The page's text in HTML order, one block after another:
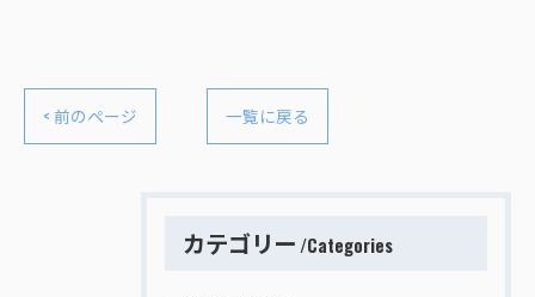
< 前のページ 一覧に戻る
カテゴリー Categories